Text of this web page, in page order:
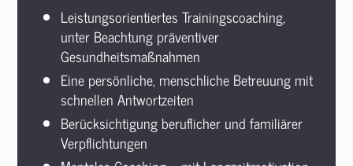
Leistungsorientiertes Trainingscoaching,
unter Beachtung präventiver
Gesundheitsmaßnahmen
Eine persönliche, menschliche Betreuung mit
schnellen Antwortzeiten
Berücksichtigung beruflicher und familiärer
Verpflichtungen